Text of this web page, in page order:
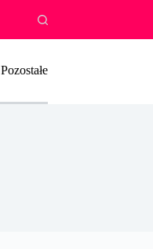
Pozostałe